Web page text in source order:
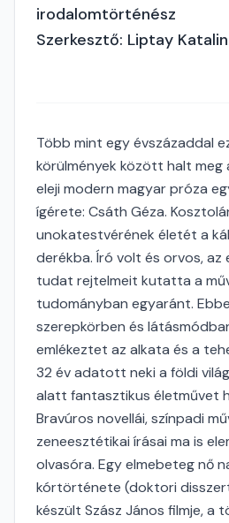
irodalomtörténész
Szerkesztő: Liptay Katalin
Több mint egy évszázaddal
körülmények között halt meg
eleji modern magyar próza
ígérete: Csáth Géza.
unokatestvérének életét a
derékba. Író volt és orvos, az
tudat rejtelmeit kutatta a
tudományban egyaránt.
szerepkörben és
emlékeztet az alkata és a
32 év adatott neki a földi
alatt fantasztikus életművet
Bravúros novellái, színpadi
zeneesztétikai írásai ma is
olvasóra. Egy elmebeteg nő
kórtörténete (doktori
készült Szász János filmje, a